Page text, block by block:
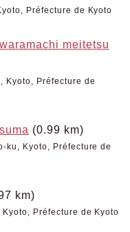
Préfecture de Kyoto
meitetsu
Kyoto, Préfecture de
(0.99 km)
ku, Kyoto, Préfecture de
km)
Préfecture de Kyoto